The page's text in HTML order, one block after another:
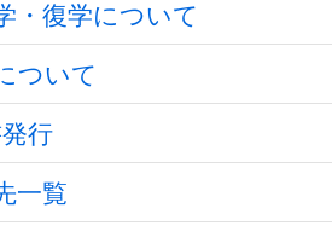
・復学について
ついて
行
一覧